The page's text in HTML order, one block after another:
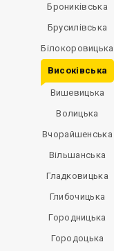
Брониківська
Брусилівська
Білокоровицька
Високівська
Вишевицька
Волицька
Вчорайшенська
Вільшанська
Гладковицька
Глибочицька
Городницька
Городоцька